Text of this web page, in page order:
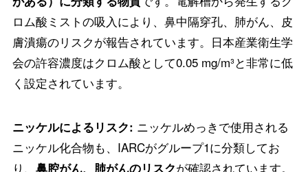
ロム酸ミストの吸入により、鼻中隔穿孔、肺がん、皮
膚潰瘍のリスクが報告されています。日本産業衛生学
会の許容濃度はクロム酸として0.05 mg/m³と非常に低
く設定されています。
ニッケルによるリスク: ニッケルめっきで使用される
ニッケル化合物も、IARCがグループ1に分類してお
り、 鼻腔がん、肺がんのリスクが確認されています。